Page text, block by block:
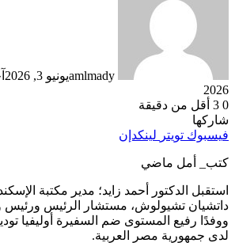
amlmadyيونيو 3, 2026
2026
0
أقل من دقيقة
شاركها
فيسبوك تويتر لينكدإن
كتب_ أمل ماضي
استقبل الدكتور أحمد زايد؛ مدير مكتبة
داتشيان تشيولوش، مستشار الرئيس ورئيس
ووفدًا رفيع المستوى ضم السفيرة أوليفيا
لدى جمهورية مصر العربية.